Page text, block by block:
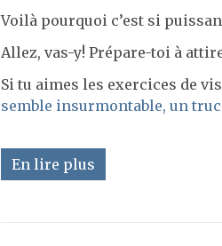
Voilà pourquoi c’est si
Allez, vas-y! Prépare-toi à
Si tu aimes les exercices de
semble insurmontable, un truc
En lire plus